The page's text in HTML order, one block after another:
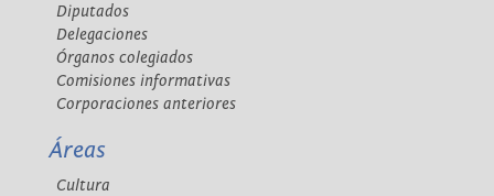
Diputados
Delegaciones
Órganos colegiados
Comisiones informativas
Corporaciones anteriores
Áreas
Cultura